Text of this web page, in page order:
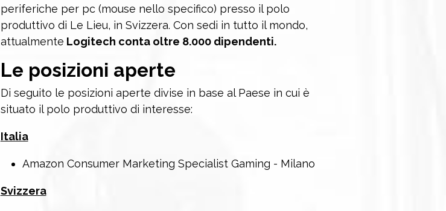
periferiche per pc (mouse nello specifico) presso il polo
produttivo di Le Lieu, in Svizzera. Con sedi in tutto il mondo,
attualmente Logitech conta oltre 8.000 dipendenti.
Le posizioni aperte
Di seguito le posizioni aperte divise in base al Paese in cui è
situato il polo produttivo di interesse:
Italia
Amazon Consumer Marketing Specialist Gaming - Milano
Svizzera